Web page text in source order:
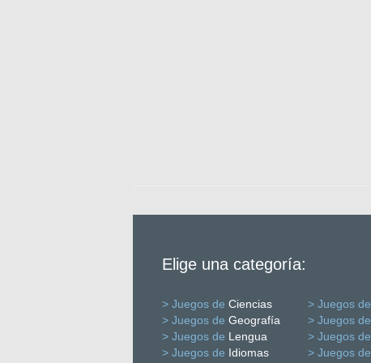
Elige una categoría:
> Juegos de Ciencias > Juegos de
> Juegos de Geografía > Juegos de
> Juegos de Lengua > Juegos de
> Juegos de Idiomas > Juegos de